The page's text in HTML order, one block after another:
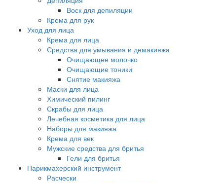
Воск для депиляции
Крема для рук
Уход для лица
Крема для лица
Средства для умывания и демакияжа
Очищающее молочко
Очищающие тоники
Снятие макияжа
Маски для лица
Химический пилинг
Скрабы для лица
Лечебная косметика для лица
Наборы для макияжа
Крема для век
Мужские средства для бритья
Гели для бритья
Парикмахерский инструмент
Расчески